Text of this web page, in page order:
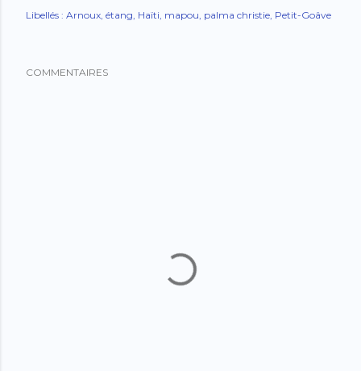
Libellés : Arnoux étang Haïti mapou palma christie Petit-Goâve
COMMENTAIRES